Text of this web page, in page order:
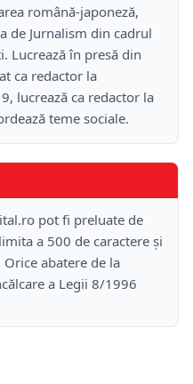
română-japoneză,
de Jurnalism din cadrul
Lucrează în presă din
ca redactor la
lucrează ca redactor la
teme sociale.
pot fi preluate de
a 500 de caractere și
abatere de la
a Legii 8/1996